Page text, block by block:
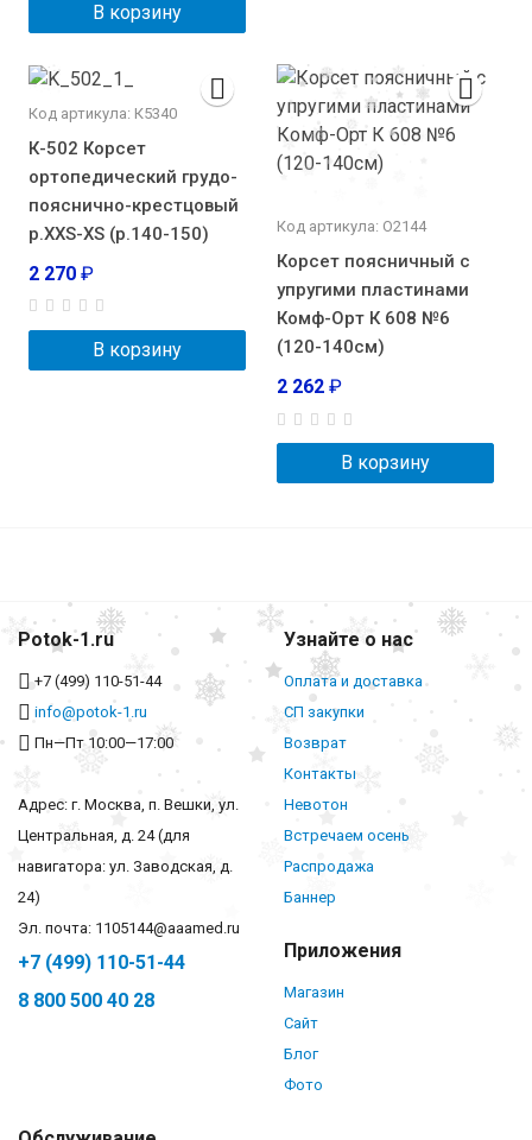
В корзину
Код артикула: К5340
К-502 Корсет
ортопедический грудо-
пояснично-крестцовый
р.XXS-XS (р.140-150)
2 270 ₽
В корзину
Код артикула: О2144
Корсет поясничный с
упругими пластинами
Комф-Орт К 608 №6
(120-140см)
2 262 ₽
В корзину
Potok-1.ru
+7 (499) 110-51-44
info@potok-1.ru
Пн—Пт 10:00—17:00
Адрес: г. Москва, п. Вешки, ул.
Центральная, д. 24 (для
навигатора: ул. Заводская, д.
24)
Эл. почта: 1105144@aaamed.ru
+7 (499) 110-51-44
8 800 500 40 28
Узнайте о нас
Оплата и доставка
СП закупки
Возврат
Контакты
Невотон
Встречаем осень
Распродажа
Баннер
Приложения
Магазин
Сайт
Блог
Фото